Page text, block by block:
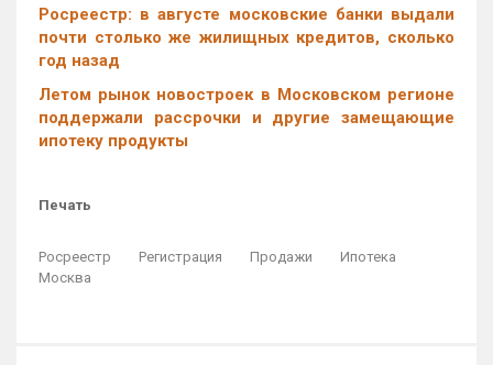
Росреестр: в августе московские банки выдали
почти столько же жилищных кредитов, сколько
год назад
Летом рынок новостроек в Московском регионе
поддержали рассрочки и другие замещающие
ипотеку продукты
Печать
Росреестр Регистрация Продажи
Ипотека
Москва